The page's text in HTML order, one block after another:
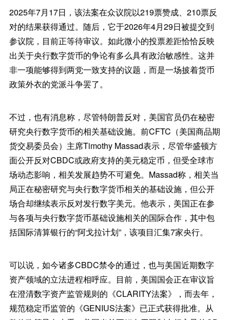
2025年7月17日，该法案在众议院以219票赞成、210票反
对的结果获得通过。随后，它于2026年4月29日被提交到
参议院，目前正等待审议。如此微小的投票差距恰恰反映
出关于央行数字货币的争论有多么具有政治敏感性。这并
非一项能够得到两党一致支持的议题，而是一场披着货币
政策外衣的党派斗争罢了。
不过，也有消息称，尽管特朗普反对，美国官员仍在秘密
研究央行数字货币的相关基础设施。前CFTC（美国商品期
货交易委员会）主席Timothy Massad表示，尽管华盛顿方
面公开反对CBDC或政府支持的美元稳定币，但受全球市
场动态影响，相关发展趋势不可避免。Massad称，相关当
局正在秘密研究与央行数字货币相关的基础设施，但公开
场合却继续表示反对发行数字美元。他表示，美国正在参
与各项与央行数字货币基础设施相关的国际合作，其中包
括国际清算银行的“阿戈拉计划”，该项目汇集7家央行。
可以说，如今诸多CBDC禁令的通过，也与美国近期数字
资产领域的立法进程相呼应。目前，美国国会正在审议旨
在澄清数字资产监管规则的《CLARITY法案》，而去年，
规范稳定币监管的《GENIUS法案》已正式获得批准。从